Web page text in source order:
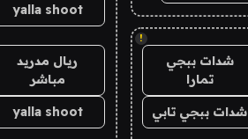
!
شدات ببجي
تمارا
شدات ببجي تابي
yalla shoot
ريال مدريد
مباشر
yalla shoot